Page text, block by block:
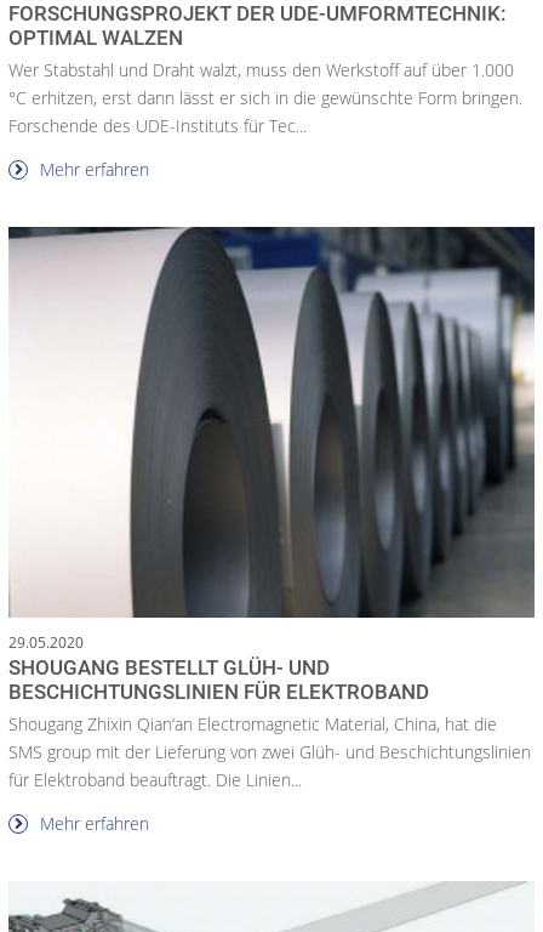
FORSCHUNGSPROJEKT DER UDE-UMFORMTECHNIK:
OPTIMAL WALZEN
Wer Stabstahl und Draht walzt, muss den Werkstoff auf über 1.000
°C erhitzen, erst dann lässt er sich in die gewünschte Form bringen.
Forschende des UDE-Instituts für Tec...
Mehr erfahren
29.05.2020
SHOUGANG BESTELLT GLÜH- UND
BESCHICHTUNGSLINIEN FÜR ELEKTROBAND
Shougang Zhixin Qian‘an Electromagnetic Material, China, hat die
SMS group mit der Lieferung von zwei Glüh- und Beschichtungslinien
für Elektroband beauftragt. Die Linien...
Mehr erfahren